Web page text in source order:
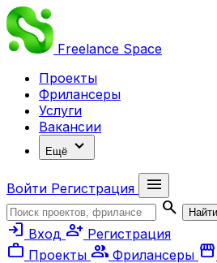
Freelance Space
Проекты
Фрилансеры
Услуги
Вакансии
Ещё expand_more
Войти Регистрация
menu
search
Найти
login Вход person_add Регистрация
work Проекты group Фрилансеры storefront